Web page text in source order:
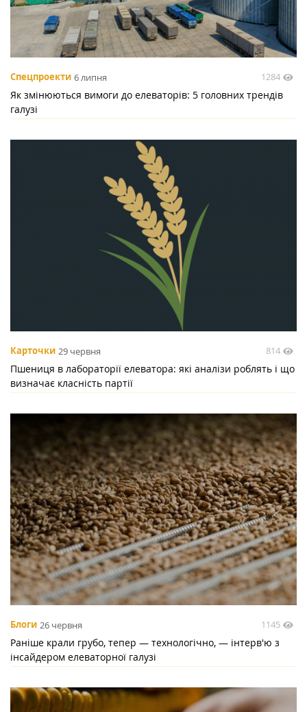
Спецпроекти 6 липня 1284
Як змінюються вимоги до елеваторів: 5 головних трендів
галузі
Карточки 29 червня 814
Пшениця в лабораторії елеватора: які аналізи роблять і що
визначає класність партії
Блоги 26 червня 1145
Раніше крали грубо, тепер — технологічно, — інтерв'ю з
інсайдером елеваторної галузі